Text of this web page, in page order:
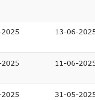
13-06-
11-06-
31-05-